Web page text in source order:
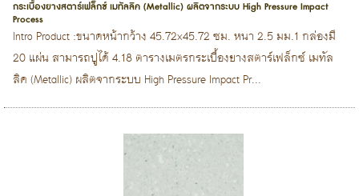
กระเบื้องยางสตาร์เฟล็กซ์ เมทัลลิค (Metallic) ผลิตจากระบบ High Pressure Impact
Process
Intro Product :ขนาดหน้ากว้าง 45.72x45.72 ซม. หนา 2.5 มม.1 กล่องมี
20 แผ่น สามารถปูได้ 4.18 ตารางเมตรกระเบื้องยางสตาร์เฟล็กซ์ เมทัล
ลิค (Metallic) ผลิตจากระบบ High Pressure Impact Pr...